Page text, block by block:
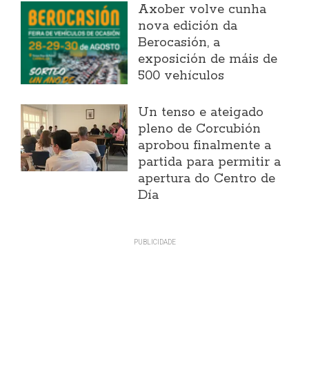
Axober volve cunha
nova edición da
Berocasión, a
exposición de máis de
500 vehículos
Un tenso e ateigado
pleno de Corcubión
aprobou finalmente a
partida para permitir a
apertura do Centro de
Día